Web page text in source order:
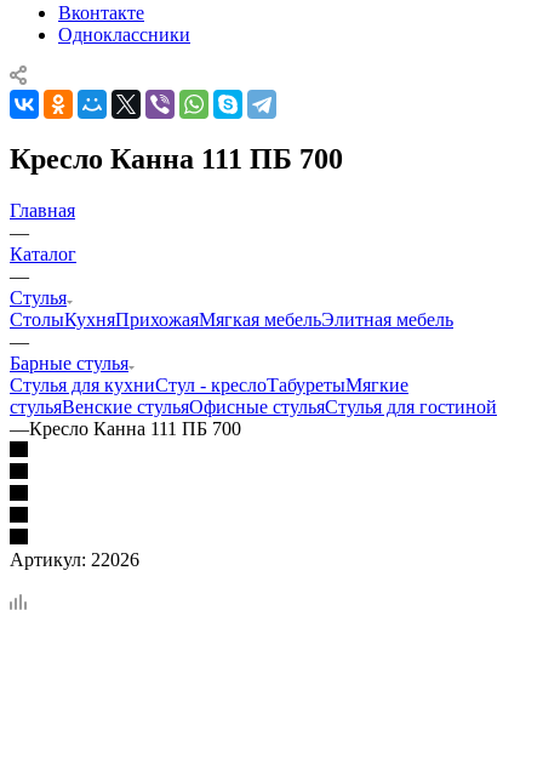
Вконтакте
Одноклассники
Кресло Канна 111 ПБ 700
Главная
—
Каталог
—
Стулья
СтолыКухняПрихожаяМягкая мебельЭлитная мебель
—
Барные стулья
Стулья для кухниСтул - креслоТабуретыМягкие
стульяВенские стульяОфисные стульяСтулья для гостиной
—Кресло Канна 111 ПБ 700
Артикул: 22026